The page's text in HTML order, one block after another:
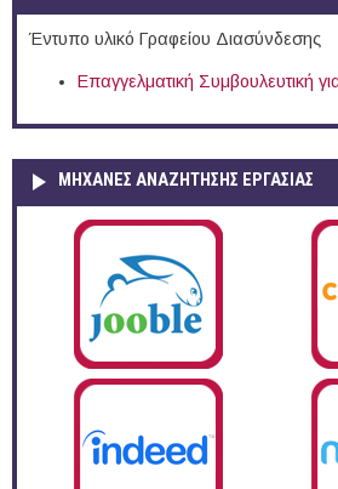
Έντυπο υλικό Γραφείου Διασύνδεσης
Επαγγελματική Συμβουλευτική
ΜΗΧΑΝΕΣ ΑΝΑΖΗΤΗΣΗΣ ΕΡΓΑΣΙΑΣ